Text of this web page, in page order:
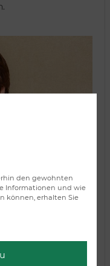
den gewohnten
Informationen und wie
können, erhalten Sie